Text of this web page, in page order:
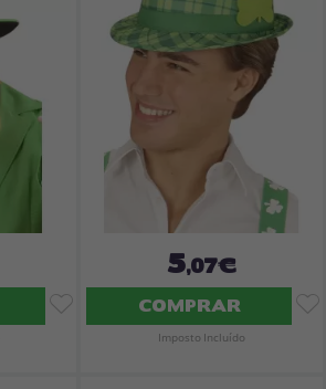
5,07€
COMPRAR
Imposto Incluído